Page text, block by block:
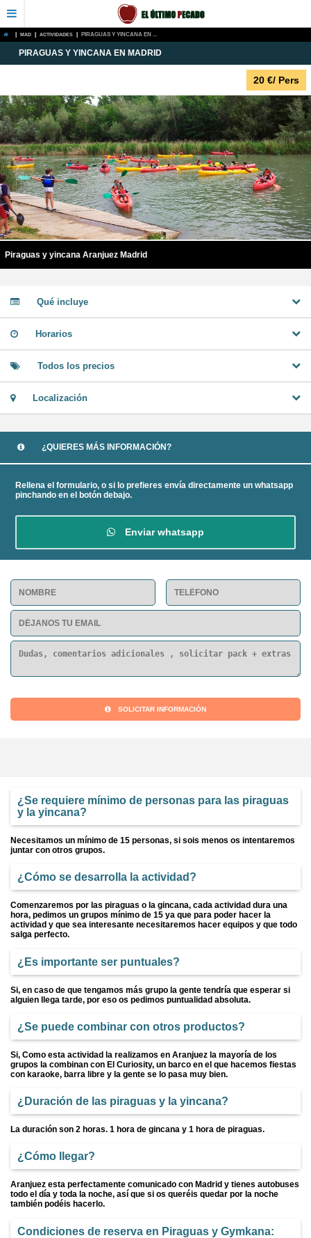
MAD ACTIVIDADES PIRAGUAS Y YINCANA EN ...
PIRAGUAS Y YINCANA EN MADRID
20 €/ Pers
Piraguas y yincana Aranjuez Madrid
Qué incluye
Horarios
Todos los precios
Localización
¿QUIERES MÁS INFORMACIÓN?
Rellena el formulario, o si lo prefieres envía directamente un whatsapp
pinchando en el botón debajo.
Enviar whatsapp
SOLICITAR INFORMACIÓN
¿Se requiere mínimo de personas para las piraguas
y la yincana?
Necesitamos un mínimo de 15 personas, si sois menos os intentaremos
juntar con otros grupos.
¿Cómo se desarrolla la actividad?
Comenzaremos por las piraguas o la gincana, cada actividad dura una
hora, pedimos un grupos mínimo de 15 ya que para poder hacer la
actividad y que sea interesante necesitaremos hacer equipos y que todo
salga perfecto.
¿Es importante ser puntuales?
Si, en caso de que tengamos más grupo la gente tendría que esperar si
alguien llega tarde, por eso os pedimos puntualidad absoluta.
¿Se puede combinar con otros productos?
Si, Como esta actividad la realizamos en Aranjuez la mayoría de los
grupos la combinan con El Curiosity, un barco en el que hacemos fiestas
con karaoke, barra libre y la gente se lo pasa muy bien.
¿Duración de las piraguas y la yincana?
La duración son 2 horas. 1 hora de gincana y 1 hora de piraguas.
¿Cómo llegar?
Aranjuez esta perfectamente comunicado con Madrid y tienes autobuses
todo el día y toda la noche, así que si os queréis quedar por la noche
también podéis hacerlo.
Condiciones de reserva en Piraguas y Gymkana: